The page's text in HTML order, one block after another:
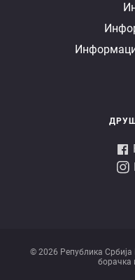
© 2026 Републикa
борачка